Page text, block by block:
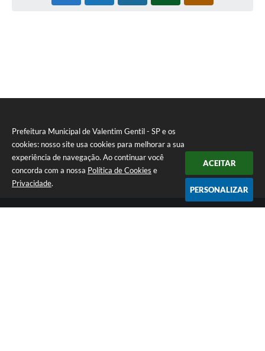
Prefeitura Municipal de Valentim Gentil - SP e os
cookies: nosso site usa cookies para melhorar a sua
experiência de navegação. Ao continuar você
concorda com a nossa Política de Cookies e
Privacidade.
ACEITAR
PERSONALIZAR